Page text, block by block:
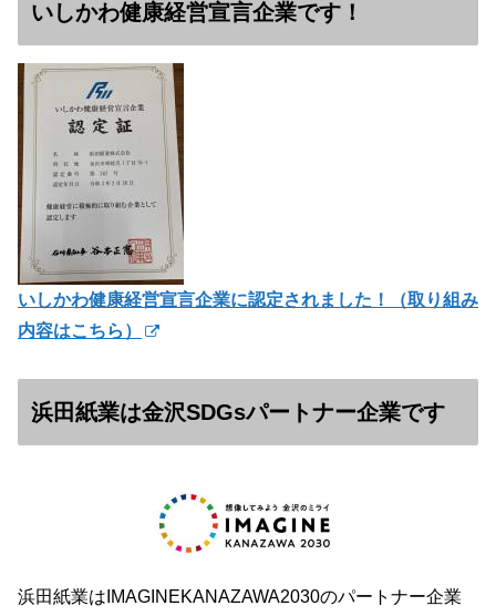
いしかわ健康経営宣言企業です！
いしかわ健康経営宣言企業に認定されました！（取り組み
内容はこちら）
浜田紙業は金沢SDGsパートナー企業です
浜田紙業はIMAGINEKANAZAWA2030のパートナー企業